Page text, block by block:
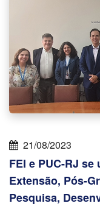
21/08/2023
FEI e PUC-RJ
Extensão, Pós-
Pesquisa,